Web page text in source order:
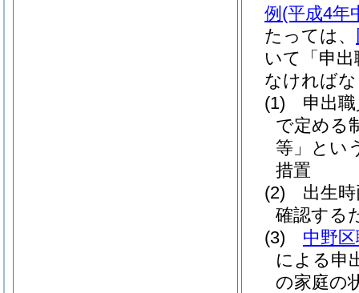
例 (平成4年
たっては、
いて「申
なければ
(1)
申出
で定める
等」とい
措置
(2)
出生
確認する
(3)
中野
による申
の家庭の